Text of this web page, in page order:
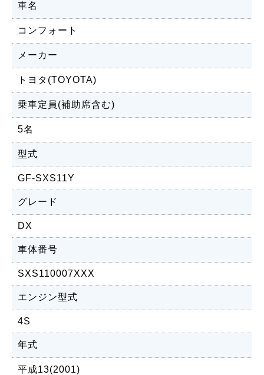
車名
コンフォート
メーカー
トヨタ(TOYOTA)
乗車定員(補助席含む)
5名
型式
GF-SXS11Y
グレード
DX
車体番号
SXS110007XXX
エンジン型式
4S
年式
平成13(2001)